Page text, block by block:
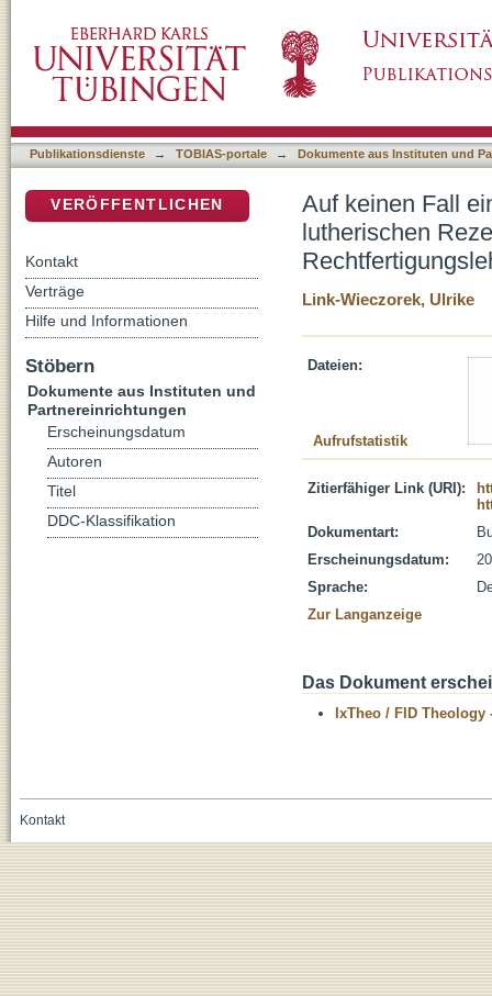
"Gemeinsamen Erklärung zur
Publikationsdienste → TOBIAS-portale → Dokumente aus Instituten und
Auf keinen Fall
lutherischen
Link-Wieczorek, Ulrike
Dateien:
Aufrufstatistik
Zitierfähiger Link (URI):
Dokumentart:
Erscheinungsdatum:
Sprache:
Zur Langanzeige
Das Dokument
IxTheo / FID Theology
VERÖFFENTLICHEN
Kontakt
Verträge
Hilfe und Informationen
Stöbern
Dokumente aus Instituten und
Partnereinrichtungen
Erscheinungsdatum
Autoren
Titel
DDC-Klassifikation
Kontakt